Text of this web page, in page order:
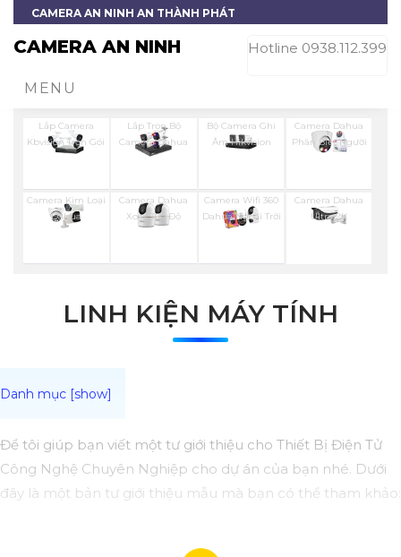
CAMERA AN NINH AN THÀNH PHÁT
CAMERA AN NINH Hotline 0938.112.399
MENU
Lắp Camera
Kbvision Trọn Gói
Lắp Trọn Bộ
Camera Dahua
Bộ Camera Ghi
Âm Hikvision
Camera Dahua
Phân Biệt Người
Camera Kim Loại
Dahua
Camera Dahua
Xoay 360 Độ
Camera Wifi 360
Dahua Ngoài Trời
Camera Dahua
Ultra 2K
LINH KIỆN MÁY TÍNH
Để tôi giúp bạn viết một tư giới thiệu cho Thiết Bị Điện Tử
Công Nghệ Chuyên Nghiệp cho dự án của bạn nhé. Dưới
đây là một bản tư giới thiệu mẫu mà bạn có thể tham khảo: